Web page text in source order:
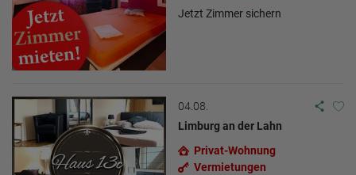
Jetzt Zimmer sichern
04.08.
Limburg an der Lahn
Privat-Wohnung
Vermietungen